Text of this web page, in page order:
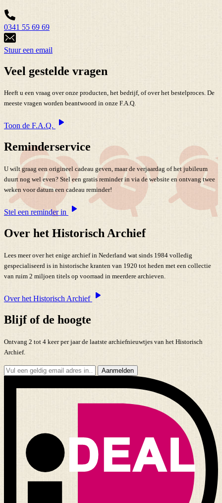
0341 55 69 69
Stuur een email
Veel gestelde vragen
Heeft u een vraag over onze producten, het bedrijf, of over het bestelproces. De
meeste vragen worden beantwoord in onze F.A.Q.
Toon de F.A.Q.
Reminderservice
U wilt graag een origineel cadeau geven, maar de verjaardag of het jubileum
duurt nog wel even? Stel een gratis reminder in via de website en ontvang twee
weken voor datum een cadeau reminder!
Stel een reminder in
Over het Historisch Archief
Lees meer over het enige archief in Nederland wat sinds 1984 volledig
gespecialiseerd is in historische kranten van 1920 tot heden met een collectie
van ruim 2 miljoen titels op voorraad in meerdere archieven.
Over het Historisch Archief
Blijf of de hoogte
Ontvang 2 tot 4 keer per jaar de laatste archiefnieuwtjes van het Historisch
Archief.
Aanmelden